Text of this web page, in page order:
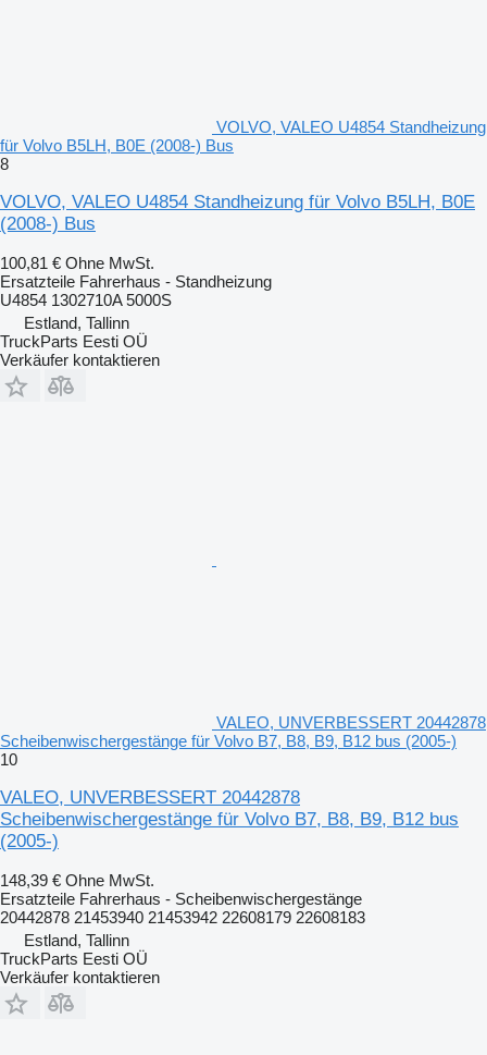
VOLVO, VALEO U4854 Standheizung
für Volvo B5LH, B0E (2008-) Bus
8
VOLVO, VALEO U4854 Standheizung für Volvo B5LH, B0E
(2008-) Bus
100,81 € Ohne MwSt.
Ersatzteile Fahrerhaus - Standheizung
U4854 1302710A 5000S
Estland, Tallinn
TruckParts Eesti OÜ
Verkäufer kontaktieren
VALEO, UNVERBESSERT 20442878
Scheibenwischergestänge für Volvo B7, B8, B9, B12 bus (2005-)
10
VALEO, UNVERBESSERT 20442878
Scheibenwischergestänge für Volvo B7, B8, B9, B12 bus
(2005-)
148,39 € Ohne MwSt.
Ersatzteile Fahrerhaus - Scheibenwischergestänge
20442878 21453940 21453942 22608179 22608183
Estland, Tallinn
TruckParts Eesti OÜ
Verkäufer kontaktieren